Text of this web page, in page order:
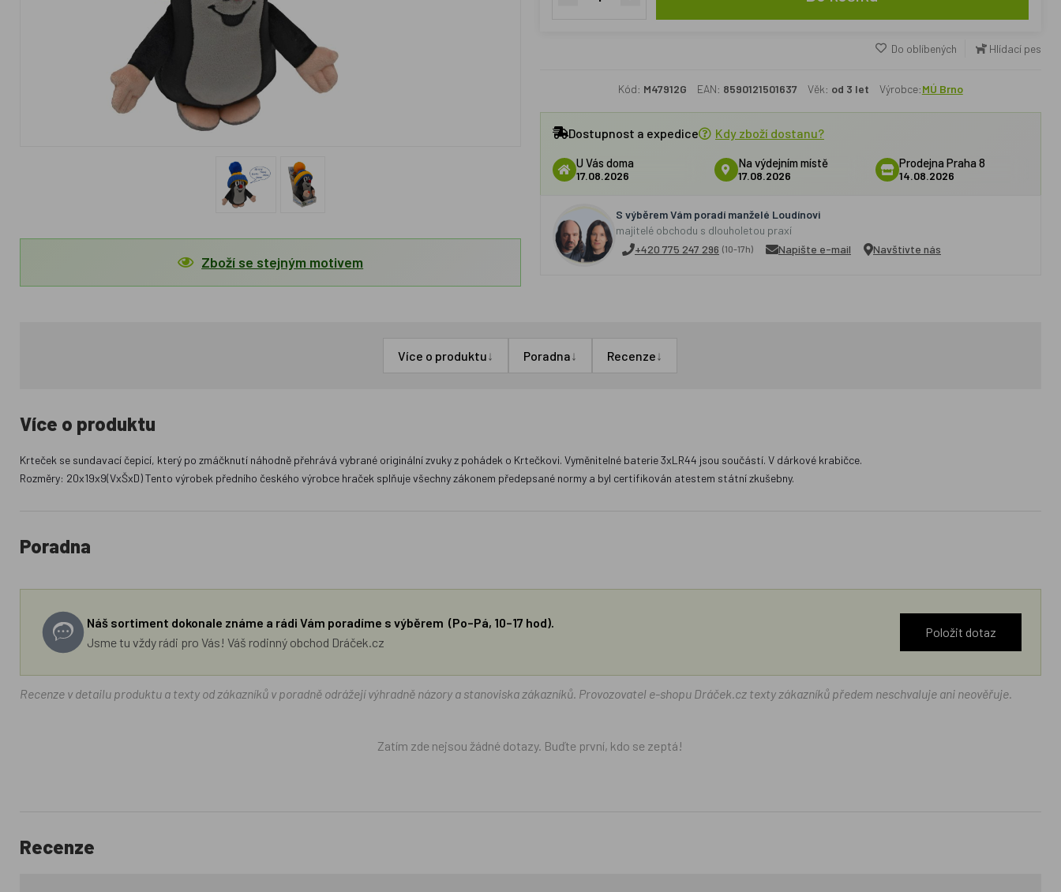
Zboží se stejným motivem
Do oblíbených Hlídací pes
Kód: M47912G EAN: 8590121501637 Věk: od 3 let Výrobce:MÚ Brno
Dostupnost a expedice Kdy zboží dostanu?
U Vás doma
17.08.2026
Na výdejním místě
17.08.2026
Prodejna Praha 8
14.08.2026
S výběrem Vám poradí manželé Loudínovi
majitelé obchodu s dlouholetou praxí
+420 775 247 296 (10-17h) Napište e-mail Navštivte nás
Více o produktu↓ Poradna↓ Recenze↓
Více o produktu
Krteček se sundavací čepicí, který po zmáčknutí náhodně přehrává vybrané originální zvuky z pohádek o Krtečkovi. Vyměnitelné baterie 3xLR44 jsou součástí. V dárkové krabičce.
Rozměry: 20x19x9(VxŠxD) Tento výrobek předního českého výrobce hraček splňuje všechny zákonem předepsané normy a byl certifikován atestem státní zkušebny.
Poradna
Náš sortiment dokonale známe a rádi Vám poradíme s výběrem (Po–Pá, 10–17 hod).
Jsme tu vždy rádi pro Vás! Váš rodinný obchod Dráček.cz
Položit dotaz
Recenze v detailu produktu a texty od zákazníků v poradně odrážejí výhradně názory a stanoviska zákazníků. Provozovatel e-shopu Dráček.cz texty zákazníků předem neschvaluje ani neověřuje.
Zatím zde nejsou žádné dotazy. Buďte první, kdo se zeptá!
Recenze